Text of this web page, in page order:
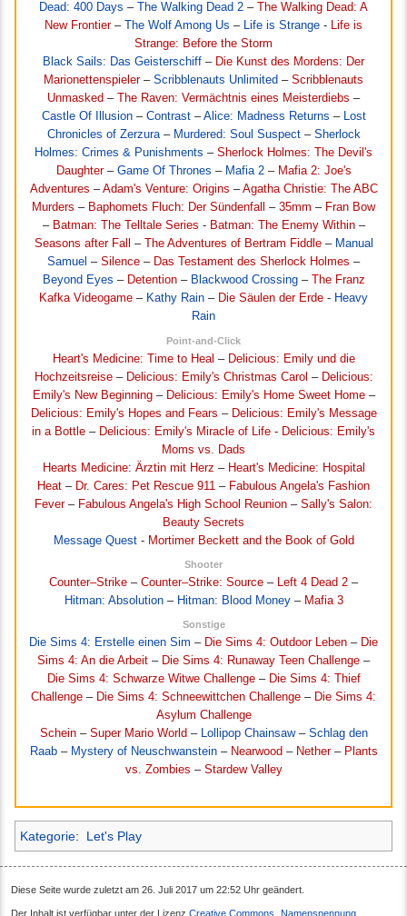
Dead: 400 Days – The Walking Dead 2 –
The Walking Dead: A
New Frontier– The Wolf Among Us – Life is Strange - Life is
Strange: Before the Storm
Black Sails: Das Geisterschiff – Die Kunst des Mordens: Der
Marionettenspieler– Scribblenauts Unlimited – Scribblenauts
Unmasked – The Raven: Vermächtnis eines Meisterdiebs –
Castle Of Illusion– Contrast–Alice: Madness Returns – Lost
Chronicles of Zerzura– Murdered: Soul Suspect– Sherlock
Holmes: Crimes & Punishments – Sherlock Holmes: The Devil's
Daughter– Game Of Thrones – Mafia 2– Mafia 2: Joe's
Adventures –Adam's Venture: Origins –Agatha Christie: The ABC
Murders – Baphomets Fluch: Der Sündenfall – 35mm – Fran Bow
– Batman: The Telltale Series - Batman: The Enemy Within–
Seasons after Fall
– The Adventures of Bertram Fiddle– Manual
Samuel – Silence – Das Testament des Sherlock Holmes –
Beyond Eyes – Detention– Blackwood Crossing–
The Franz
Kafka Videogame – Kathy Rain – Die Säulen der Erde - Heavy
Rain
Point-and-Click
Heart's Medicine: Time to Heal – Delicious: Emily und die
Hochzeitsreise– Delicious: Emily's Christmas Carol – Delicious:
Emily's New Beginning– Delicious: Emily's Home Sweet Home–
Delicious: Emily's Hopes and Fears – Delicious: Emily's Message
in a Bottle – Delicious: Emily's Miracle of Life - Delicious: Emily's
Moms vs. Dads
Hearts Medicine: Ärztin mit Herz – Heart's Medicine: Hospital
Heat – Dr. Cares: Pet Rescue 911 – Fabulous Angela's Fashion
Fever– Fabulous Angela's High School Reunion – Sally's Salon:
Beauty Secrets
Message Quest- Mortimer Beckett and the Book of Gold
Shooter
Counter–Strike – Counter–Strike: Source – Left 4 Dead 2 –
Hitman: Absolution– Hitman: Blood Money– Mafia 3
Sonstige
Die Sims 4: Erstelle einen Sim – Die Sims 4: Outdoor Leben – Die
Sims 4: An die Arbeit – Die Sims 4: Runaway Teen Challenge –
Die Sims 4: Schwarze Witwe Challenge– Die Sims 4: Thief
Challenge – Die Sims 4: Schneewittchen Challenge – Die Sims 4:
Asylum Challenge
Schein– Super Mario World – Lollipop Chainsaw– Schlag den
Raab– Mystery of Neuschwanstein– Nearwood – Nether– Plants
vs. Zombies – Stardew Valley
Kategorie: Let's Play
Diese Seite wurde zuletzt am 26. Juli 2017 um 22:52 Uhr geändert.
Der Inhalt ist verfügbar unter der Lizenz Creative Commons „Namensnennung,